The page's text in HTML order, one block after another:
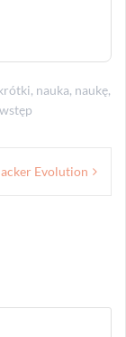
, nauka, naukę,
wstęp
Evolution